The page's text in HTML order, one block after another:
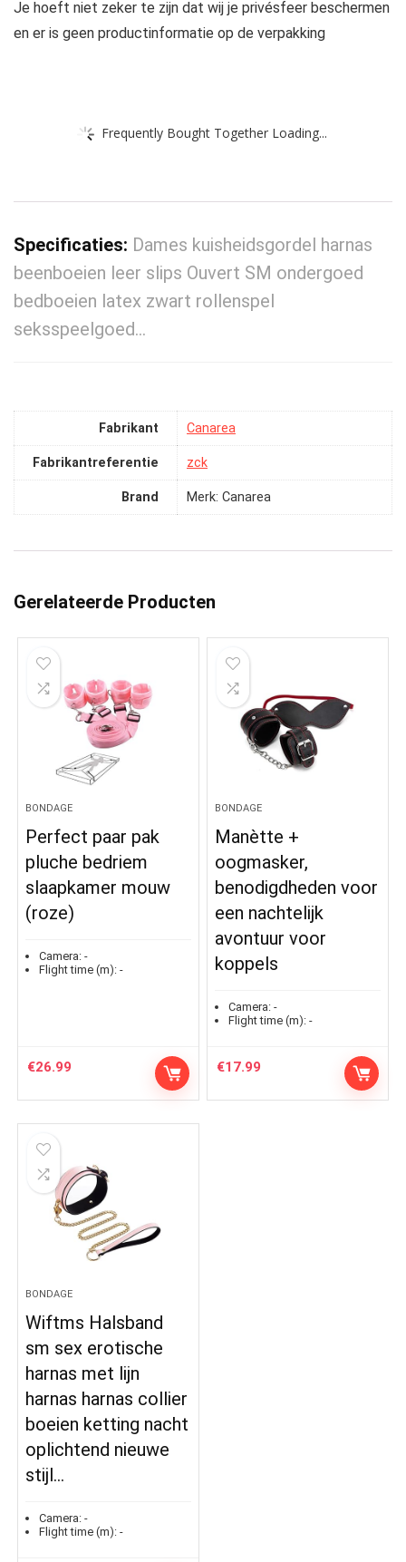
Je hoeft niet zeker te zijn dat wij je privésfeer beschermen
en er is geen productinformatie op de verpakking
Frequently Bought Together Loading...
Specificaties: Dames kuisheidsgordel harnas
beenboeien leer slips Ouvert SM ondergoed
bedboeien latex zwart rollenspel
seksspeelgoed…
Fabrikant ‎Canarea
Fabrikantreferentie ‎zck
Brand Merk: Canarea
Gerelateerde Producten
BONDAGE
Perfect paar pak
pluche bedriem
slaapkamer mouw
(roze)
Camera: -
Flight time (m): -
€26.99
BONDAGE
Manètte +
oogmasker,
benodigdheden voor
een nachtelijk
avontuur voor
koppels
Camera: -
Flight time (m): -
€17.99
BONDAGE
Wiftms Halsband
sm sex erotische
harnas met lijn
harnas harnas collier
boeien ketting nacht
oplichtend nieuwe
stijl…
Camera: -
Flight time (m): -